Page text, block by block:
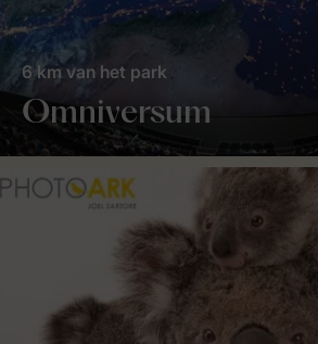
Omniversum
6 km van het park